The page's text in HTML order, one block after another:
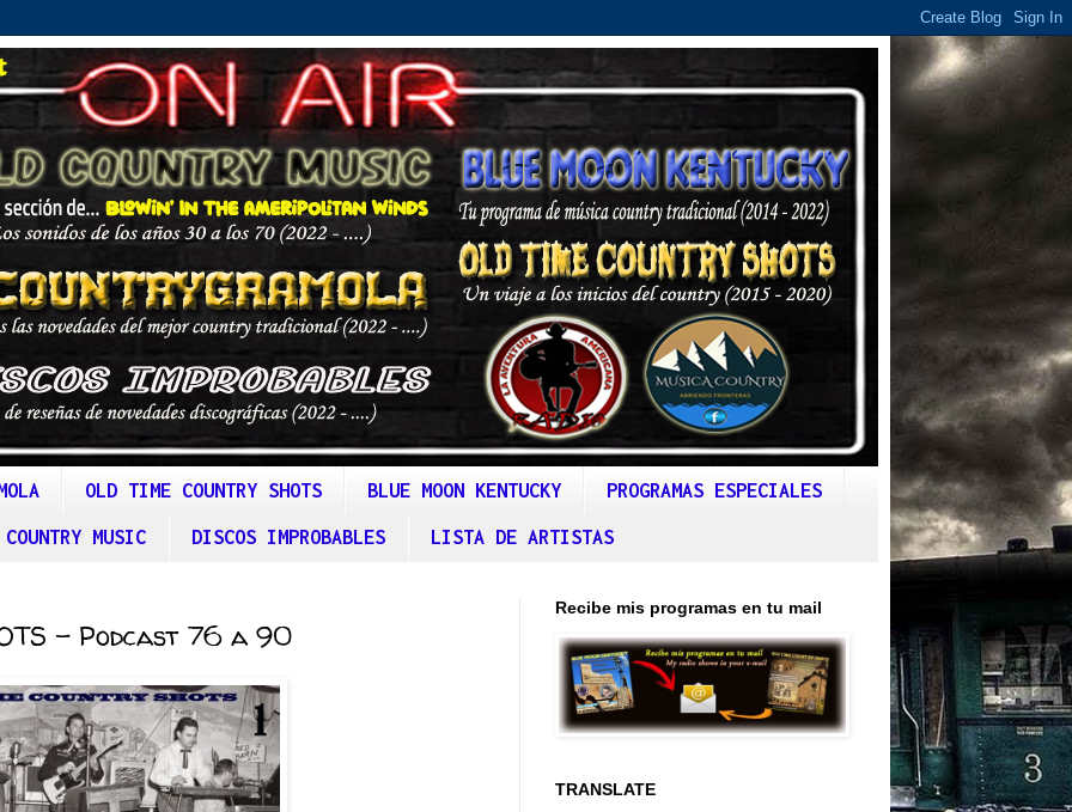
OLD TIME COUNTRY SHOTS BLUE MOON KENTUCKY PROGRAMAS ESPECIALES
MUSIC DISCOS IMPROBABLES LISTA DE ARTISTAS
- Podcast 76 a 90
Recibe mis programas en tu mail
TRANSLATE